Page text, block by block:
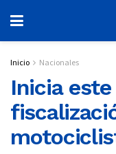
Inicio Nacionales
Inicia